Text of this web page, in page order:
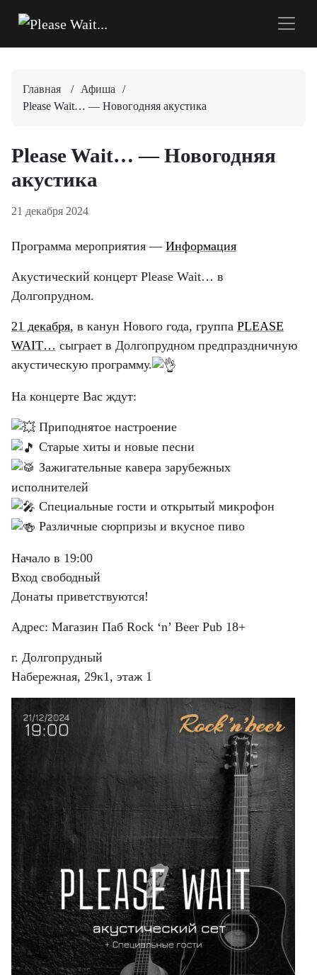
Главная / Афиша /
Please Wait… — Новогодняя акустика
Please Wait… — Новогодняя
акустика
21 декабря 2024
Программа мероприятия — Информация
Акустический концерт Please Wait… в
Долгопрудном.
21 декабря, в канун Нового года, группа PLEASE
WAIT… сыграет в Долгопрудном предпраздничную
акустическую программу.
На концерте Вас ждут:
Приподнятое настроение
Старые хиты и новые песни
Зажигательные кавера зарубежных
исполнителей
Специальные гости и открытый микрофон
Различные сюрпризы и вкусное пиво
Начало в 19:00
Вход свободный
Донаты приветствуются!
Адрес: Магазин Паб Rock ‘n’ Beer Pub 18+
г. Долгопрудный
Набережная, 29к1, этаж 1